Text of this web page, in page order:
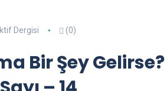
Dergisi (0)
Bir Şey Gelirse?